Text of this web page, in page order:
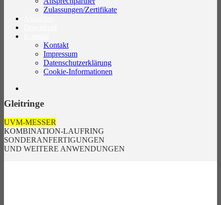
Zulassungen/Zertifikate
Kontakt
Impressum
Datenschutzerklärung
Cookie-Informationen
Gleitringe
UVM-MESSER
KOMBINATION-LAUFRING
SONDERANFERTIGUNGEN
UND WEITERE ANWENDUNGEN